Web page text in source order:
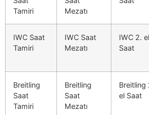
Tamiri
Mezatı
IWC Saat
Tamiri
IWC Saat
Mezatı
IWC 2. el
Saat
Breitling
Saat
Tamiri
Breitling
Saat
Mezatı
Breitling
el Saat